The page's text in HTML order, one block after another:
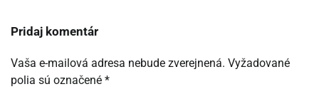
Pridaj komentár
Vaša e-mailová adresa nebude zverejnená. Vyžadované
polia sú označené *